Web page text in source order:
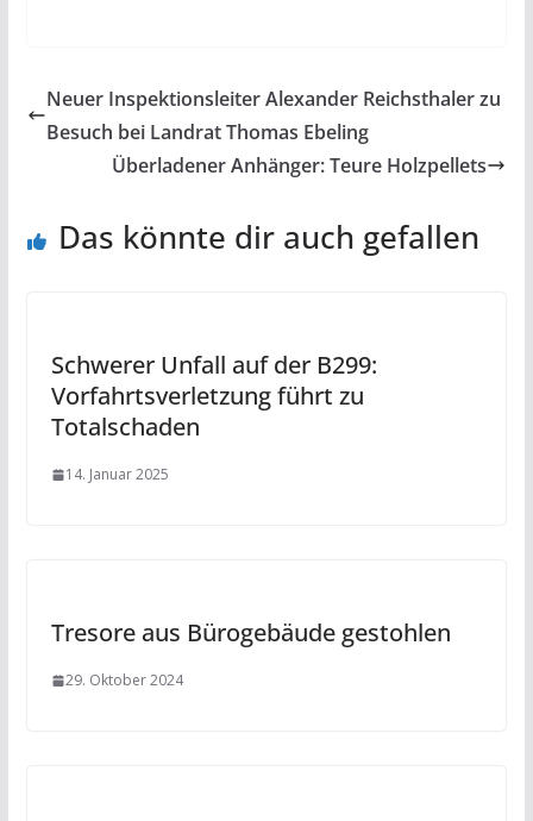
Neuer Inspektionsleiter Alexander Reichsthaler zu
Besuch bei Landrat Thomas Ebeling
Überladener Anhänger: Teure Holzpellets
Das könnte dir auch gefallen
Schwerer Unfall auf der B299:
Vorfahrtsverletzung führt zu
Totalschaden
14. Januar 2025
Tresore aus Bürogebäude gestohlen
29. Oktober 2024